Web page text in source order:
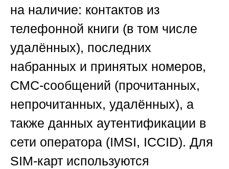
на наличие: контактов из
телефонной книги (в том числе
удалённых), последних
набранных и принятых номеров,
СМС-сообщений (прочитанных,
непрочитанных, удалённых), а
также данных аутентификации в
сети оператора (IMSI, ICCID). Для
SIM-карт используются